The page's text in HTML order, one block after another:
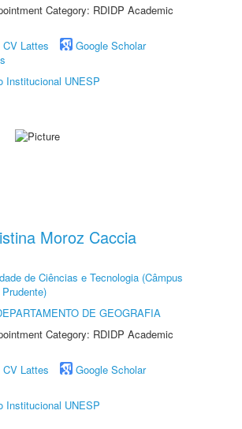
Category: RDIDP Academic
CV Lattes
Google Scholar
Institucional UNESP
Moroz Caccia
de Ciências e Tecnologia (Câmpus
DE GEOGRAFIA
Category: RDIDP Academic
CV Lattes
Google Scholar
Institucional UNESP